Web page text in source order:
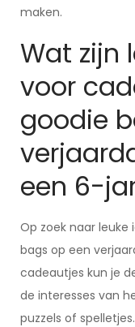
maken.
Wat zijn
voor
goodie
een 6-
Op zoek naar
bags op een
cadeautjes kun je
de interesses van
puzzels of